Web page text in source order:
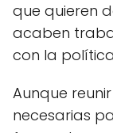
que quieren
acaben
con la
Aunque
necesarias